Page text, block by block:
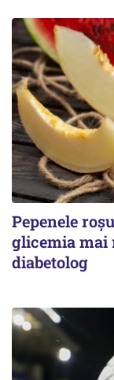
Pepenele
glicemia mai
diabetolog